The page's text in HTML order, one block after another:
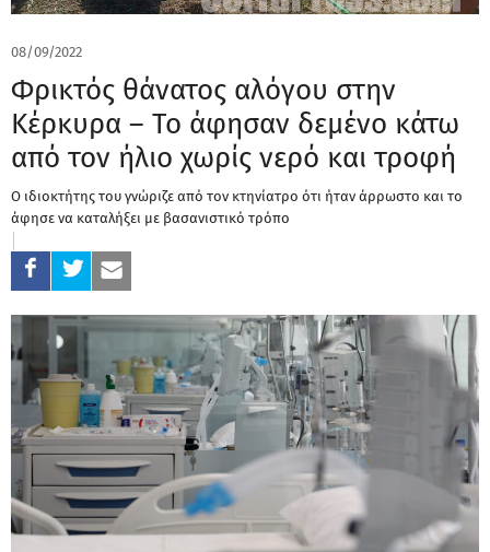
08/09/2022
Φρικτός θάνατος αλόγου στην
Κέρκυρα – Το άφησαν δεμένο κάτω
από τον ήλιο χωρίς νερό και τροφή
Ο ιδιοκτήτης του γνώριζε από τον κτηνίατρο ότι ήταν άρρωστο και το
άφησε να καταλήξει με βασανιστικό τρόπο